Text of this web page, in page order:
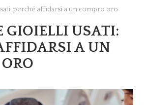
perché affidarsi a un compro oro
GIOIELLI USATI:
A UN